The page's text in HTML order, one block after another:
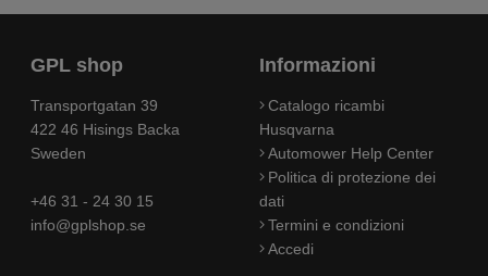
GPL shop
Transportgatan 39
422 46 Hisings Backa
Sweden
+46 31 - 24 30 15
info@gplshop.se
Informazioni
Catalogo ricambi
Husqvarna
Automower Help Center
Politica di protezione dei
dati
Termini e condizioni
Accedi